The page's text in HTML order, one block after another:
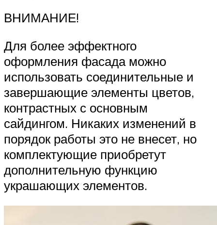
ВНИМАНИЕ!
Для более эффектного
оформления фасада можно
использовать соединительные и
завершающие элементы цветов,
контрастных с основным
сайдингом. Никаких изменений в
порядок работы это не внесет, но
комплектующие приобретут
дополнительную функцию
украшающих элементов.